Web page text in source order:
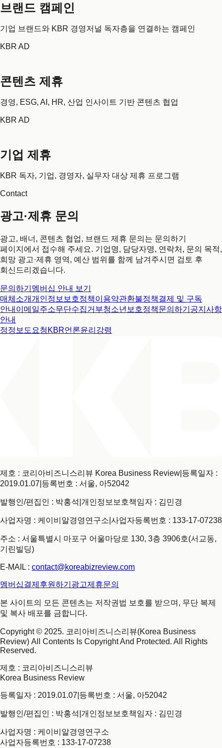
브랜드 캠페인
기업 브랜드와 KBR 경영저널 독자층을 연결하는 캠페인
KBR AD
콘텐츠 제휴
경영, ESG, AI, HR, 산업 인사이트 기반 콘텐츠 협업
KBR AD
기업 제휴
KBR 독자, 기업, 경영자, 실무자 대상 제휴 프로그램
Contact
광고·제휴 문의
광고, 배너, 콘텐츠 협업, 브랜드 제휴 문의는 문의하기
페이지에서 접수해 주세요. 기업명, 담당자명, 연락처, 문의 목적,
희망 광고·제휴 영역, 예산 범위를 함께 남겨주시면 검토 후
회신드리겠습니다.
문의하기 멤버십 안내 보기
매체소개개인정보보호정책이용약관환불정책결제 및 구독
안내 이메일주소무단수집거부청소년보호정책문의하기 공지사항
안내
정정보도요청 KBR언론윤리강령
제호 : 코리아비즈니스리뷰 Korea Business Review 등록일자 :
2019.01.07 등록번호 : 서울, 아52042
발행인/편집인 : 박홍석 개인정보보호책임자 : 김민경
사업자명 : 케이비알경영연구소 사업자등록번호 : 133-17-07238
주소 : 서울특별시 마포구 어울마당로 130, 3층 3906호(서교동,
기린빌딩)
E-MAIL : contact@koreabizreview.com
멤버십결제 후원하기 광고제휴문의
본 사이트의 모든 콘텐츠는 저작권법 보호를 받으며, 무단 복제
및 복사 배포를 금합니다.
Copyright © 2025. 코리아비즈니스리뷰(Korea Business
Review) All Contents Is Copyright And Protected. All Rights
Reserved.
제호 : 코리아비즈니스리뷰
Korea Business Review
등록일자 : 2019.01.07 등록번호 : 서울, 아52042
발행인/편집인 : 박홍석 개인정보보호책임자 : 김민경
사업자명 : 케이비알경영연구소
사업자등록번호 : 133-17-07238